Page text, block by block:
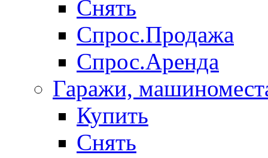
Снять
Спрос.Продажа
Спрос.Аренда
Гаражи,
Купить
Снять